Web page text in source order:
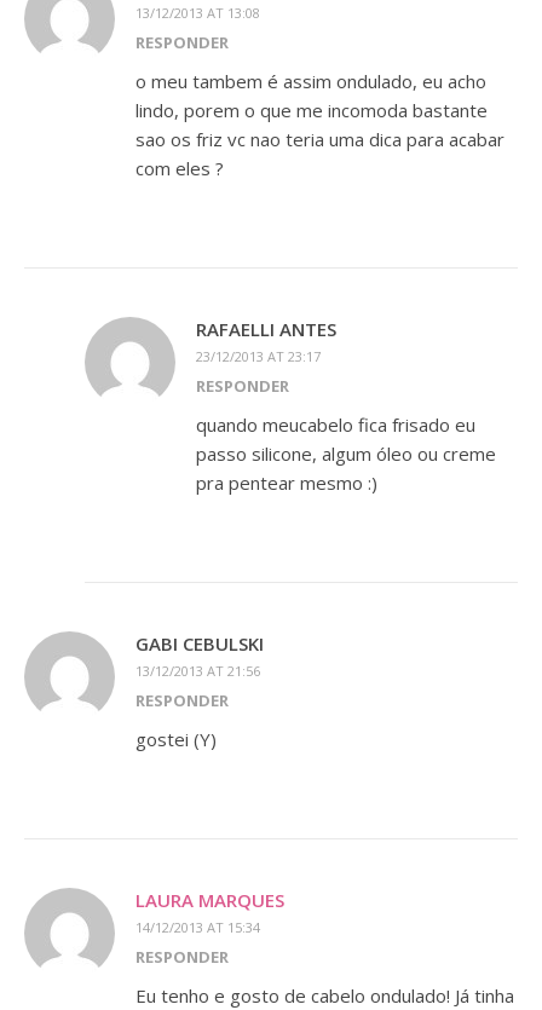
13/12/2013 AT 13:08
RESPONDER
o meu tambem é assim ondulado, eu acho
lindo, porem o que me incomoda bastante
sao os friz vc nao teria uma dica para acabar
com eles ?
RAFAELLI ANTES
23/12/2013 AT 23:17
RESPONDER
quando meucabelo fica frisado eu
passo silicone, algum óleo ou creme
pra pentear mesmo :)
GABI CEBULSKI
13/12/2013 AT 21:56
RESPONDER
gostei (Y)
LAURA MARQUES
14/12/2013 AT 15:34
RESPONDER
Eu tenho e gosto de cabelo ondulado! Já tinha